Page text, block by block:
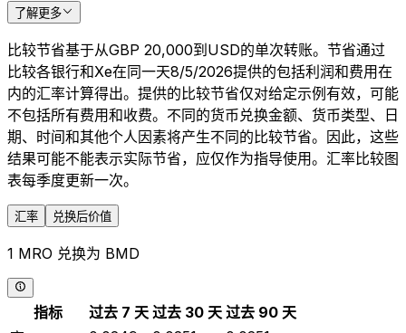
了解更多
比较节省基于从GBP 20,000到USD的单次转账。节省通过
比较各银行和Xe在同一天8/5/2026提供的包括利润和费用在
内的汇率计算得出。提供的比较节省仅对给定示例有效，可能
不包括所有费用和收费。不同的货币兑换金额、货币类型、日
期、时间和其他个人因素将产生不同的比较节省。因此，这些
结果可能不能表示实际节省，应仅作为指导使用。汇率比较图
表每季度更新一次。
汇率 兑换后价值
1 MRO 兑换为 BMD
指标 过去 7 天 过去 30 天 过去 90 天